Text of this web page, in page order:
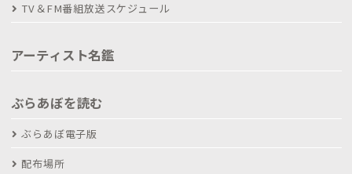
TV＆FM番組放送スケジュール
アーティスト名鑑
ぶらあぼを読む
ぶらあぼ電子版
配布場所